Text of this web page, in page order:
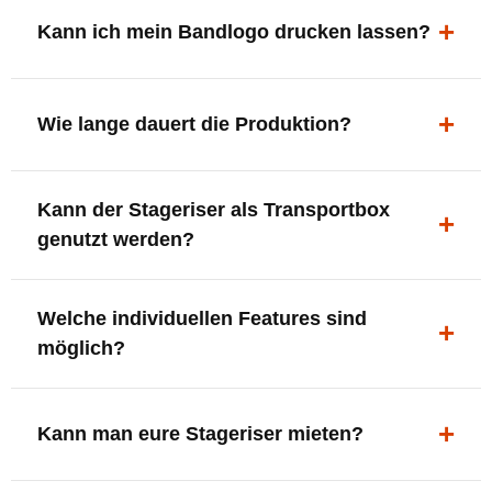
ergonomisch, sicher und gut sichtbar.
Kann ich mein Bandlogo drucken lassen?
deine Bühne, deine Marke.
Wie lange dauert die Produktion?
innerhalb Deutschlands kostenfrei.
Kann der Stageriser als Transportbox
genutzt werden?
oder Zubehör nutzen.
Welche individuellen Features sind
möglich?
XLR-Brücke / Schnittstelle
Setlist-Clip
Kann man eure Stageriser mieten?